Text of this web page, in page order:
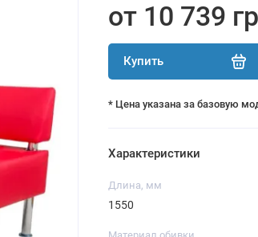
от 10 739
Купить
* Цена указана за базовую
Характеристики
Длина, мм
1550